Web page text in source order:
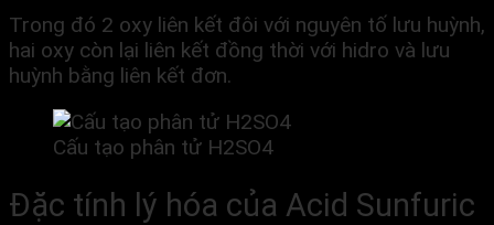
Trong đó 2 oxy liên kết đôi với nguyên tố lưu huỳnh,
hai oxy còn lại liên kết đồng thời với hidro và lưu
huỳnh bằng liên kết đơn.
Cấu tạo phân tử H2SO4
Đặc tính lý hóa của Acid Sunfuric